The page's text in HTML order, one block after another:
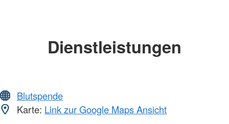
Dienstleistungen
Blutspende
Karte: Link zur Google Maps Ansicht